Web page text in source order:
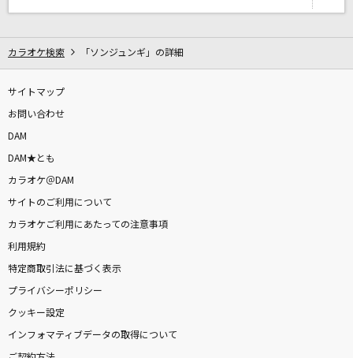
[生音]Tell Me Goodbye (LOVE & HOPE TOU
BIGBANG
小春おばさん
井上陽水
イロトリドリ
ゆず
君と歩いた青春
太田裕美
TEENAGE RIOT
カラオケ検索 「ソンジュンギ」の詳細
サイトマップ
お問い合わせ
DAM
DAM★とも
カラオケ＠DAM
サイトのご利用について
カラオケご利用にあたっての注意事項
利用規約
特定商取引法に基づく表示
プライバシーポリシー
クッキー設定
インフォマティブデータの取得について